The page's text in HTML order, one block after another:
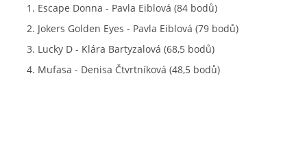
Escape Donna - Pavla Eiblová (84 bodů)
Jokers Golden Eyes - Pavla Eiblová (79 bodů)
Lucky D - Klára Bartyzalová (68,5 bodů)
Mufasa - Denisa Čtvrtníková (48,5 bodů)